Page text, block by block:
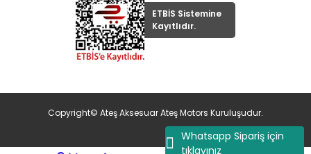
Whatsapp Sipariş için
tıklayınız
ETBİS Sistemine
Kayıtlıdır.
Copyright© Ateş Aksesuar Ateş Motors Kuruluşudur.